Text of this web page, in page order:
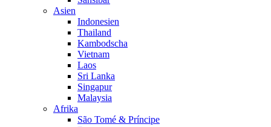
Asien
Indonesien
Thailand
Kambodscha
Vietnam
Laos
Sri Lanka
Singapur
Malaysia
Afrika
São Tomé & Príncipe